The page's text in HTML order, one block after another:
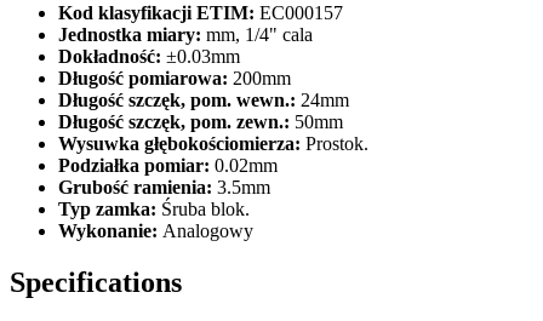
Kod klasyfikacji ETIM: EC000157
Jednostka miary: mm, 1/4" cala
Dokładność: ±0.03mm
Długość pomiarowa: 200mm
Długość szczęk, pom. wewn.: 24mm
Długość szczęk, pom. zewn.: 50mm
Wysuwka głębokościomierza: Prostok.
Podziałka pomiar: 0.02mm
Grubość ramienia: 3.5mm
Typ zamka: Śruba blok.
Wykonanie: Analogowy
Specifications